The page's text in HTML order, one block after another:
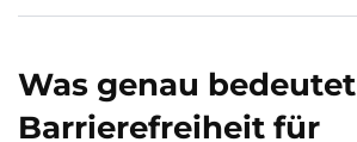
Was genau bedeutet
Barrierefreiheit für